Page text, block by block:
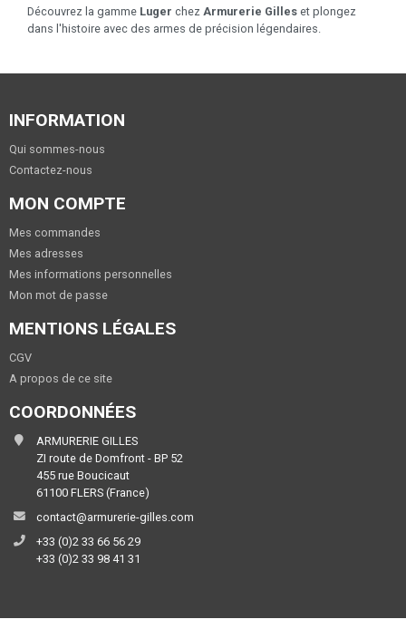
Découvrez la gamme Luger chez Armurerie Gilles et plongez
dans l'histoire avec des armes de précision légendaires.
INFORMATION
Qui sommes-nous
Contactez-nous
MON COMPTE
Mes commandes
Mes adresses
Mes informations personnelles
Mon mot de passe
MENTIONS LÉGALES
CGV
A propos de ce site
COORDONNÉES
ARMURERIE GILLES
ZI route de Domfront - BP 52
455 rue Boucicaut
61100 FLERS (France)
contact@armurerie-gilles.com
+33 (0)2 33 66 56 29
+33 (0)2 33 98 41 31